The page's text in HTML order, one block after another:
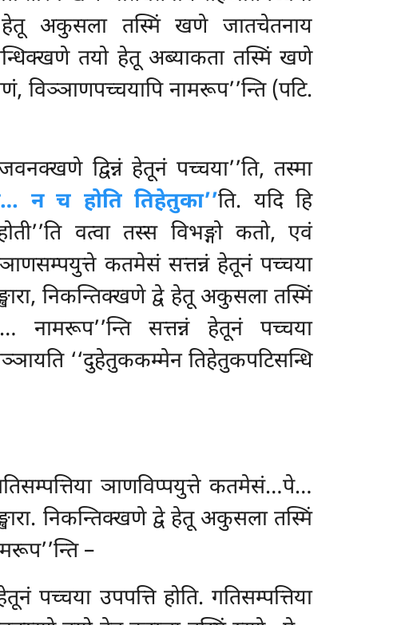
हेतू अकुसला तस्मिं खणे जातचेतनाय
तयो हेतू अब्याकता तस्मिं खणे
विञ्ञाणपच्चयापि नामरूप’’न्ति (पटि.
द्विन्नं हेतूनं पच्चया’’ति, तस्मा
न च होति तिहेतुका’’ति. यदि हि
वत्वा तस्स विभङ्गो कतो, एवं
ञाणसम्पयुत्ते कतमेसं सत्तन्नं हेतूनं पच्चया
निकन्तिक्खणे द्वे हेतू अकुसला तस्मिं
सत्तन्नं हेतूनं पच्चया
‘‘दुहेतुककम्मेन तिहेतुकपटिसन्धि
ञाणविप्पयुत्ते कतमेसं…पे…
निकन्तिक्खणे द्वे हेतू अकुसला तस्मिं
–
पच्चया उपपत्ति होति. गतिसम्पत्तिया